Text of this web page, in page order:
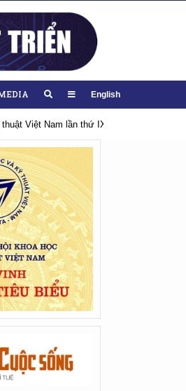
English
Việt Nam lần thứ IX, nhiệm kỳ 2026-